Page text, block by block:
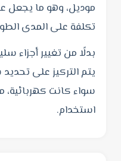
موديل، وهو ما يجعل
تكلفة على المدى
بدلًا من تغيير أجزاء
يتم التركيز على
سواء كانت كهربائية،
استخدام.